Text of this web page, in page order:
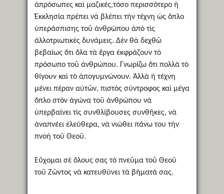
ἀπρόσωπες καὶ μαζικές,τόσο περισσότερο ἡ
Έκκλησία πρέπει νὰ βλέπει τὴν τέχνη ὡς ὅπλο
ὑπεράσπισης τοῦ ἀνθρώπου ἀπὸ τὶς
ἀλλοτριωτικὲς δυνάμεις. Δὲν θὰ δεχθῶ
βεβαίως ὅτι ὅλα τὰ ἔργα ἐκφράζουν τὸ
πρόσωπο τοῦ ἀνθρώπου. Γνωρίζω ὅτι πολλὰ τὸ
θίγουν καὶ τὸ ἀπογυμνώνουν. Ἀλλὰ ἡ τέχνη
μένει πέραν αὐτῶν, πιστὸς σύντροφος καὶ μέγα
ὅπλο στὸν ἀγώνα τοῦ ἀνθρώπου νὰ
ὑπερβαίνει τὶς συνθλίβουσες συνθῆκες, νὰ
ἀναπνέει ἐλεύθερα, νὰ νιώθει πάνω του τὴν
πνοὴ τοῦ Θεοῦ.
Εὔχομαι σὲ ὅλους σας τὸ πνεῦμα τοῦ Θεοῦ
τοῦ Ζῶντος νὰ κατευθύνει τὰ βήματά σας.